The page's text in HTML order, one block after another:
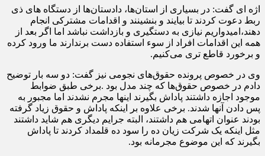
اژه ای گفت: در بسیاری از استان‌ها، دادستان‌ها از دستگاه های ذی
ربط دعوت کردند تا بیایند و بنشینند و اقدامات مشترکی انجام
دهند،‌امیدواریم نیازی به دستگیری و بازداشت نباشد اما اگر بعد از
همه این اقدامات افراد از سوء استفاده دست برندارند ما ورود کرده‌
و‌ برخورد قاطع تری می‌کنیم.
وی در خصوص پرونده حقوق‌های نجومی نیز گفت: دو سه بار توضیح
دادم در خصوص حقوق‌ها که چند مدل بود .برخی طبق ضوابط
موجود اجازه داشتند پاداش بگیرند اینها مجرم نشدند اما مجبور به
پس دادن آنها شدند. برخی علاوه بر اینکه پاداش و حقوق زیاد گرفته
بودند عنوان اتهامی هم داشتند، البته جرایم دیگری هم شاید داشتند
مثل اینکه یک شرکت زیان ده را سود ده قلمداد کردند تا پاداش
بگیرند که این موضوع مجرمانه بود.